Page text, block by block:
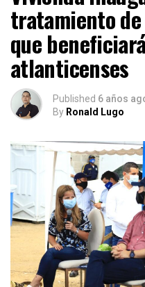
tratamiento
que
atlanticenses
Published 6 años
By Ronald Lugo